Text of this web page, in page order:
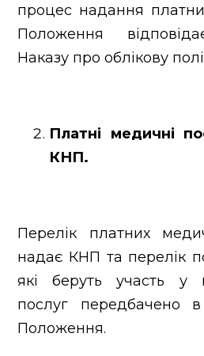
процес надання
Положення
Наказу про облікову
Платні медичні
КНП.
Перелік платних
надає КНП та перелік
які беруть участь у
послуг
Положення.